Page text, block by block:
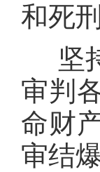
和死
坚持
审判
命财
审结